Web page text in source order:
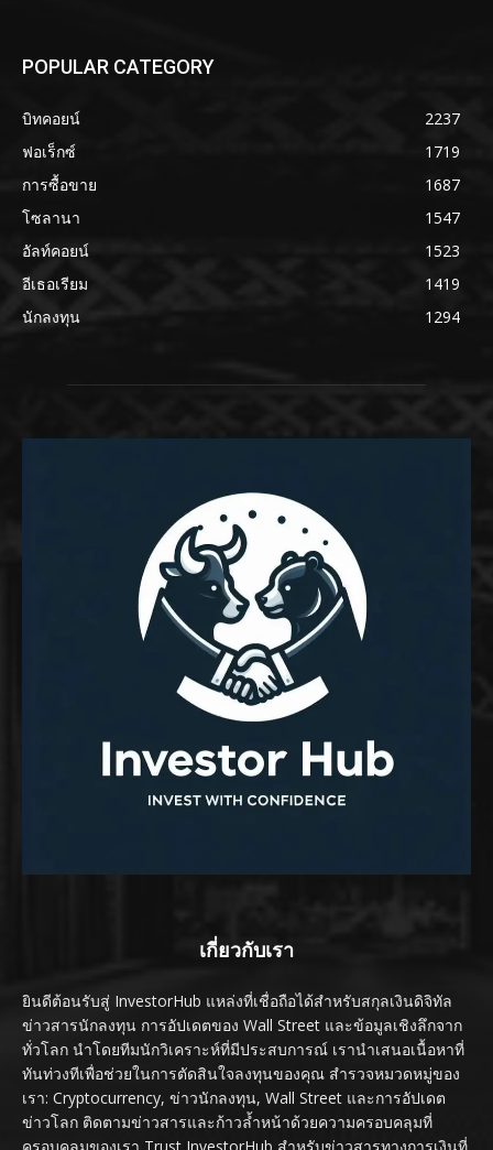
POPULAR CATEGORY
บิทคอยน์
2237
ฟอเร็กซ์
1719
การซื้อขาย
1687
โซลานา
1547
อัลท์คอยน์
1523
อีเธอเรียม
1419
นักลงทุน
1294
เกี่ยวกับเรา
ยินดีต้อนรับสู่ InvestorHub แหล่งที่เชื่อถือได้สำหรับสกุลเงินดิจิทัล
ข่าวสารนักลงทุน การอัปเดตของ Wall Street และข้อมูลเชิงลึกจาก
ทั่วโลก นำโดยทีมนักวิเคราะห์ที่มีประสบการณ์ เรานำเสนอเนื้อหาที่
ทันท่วงทีเพื่อช่วยในการตัดสินใจลงทุนของคุณ สำรวจหมวดหมู่ของ
เรา: Cryptocurrency, ข่าวนักลงทุน, Wall Street และการอัปเดต
ข่าวโลก ติดตามข่าวสารและก้าวล้ำหน้าด้วยความครอบคลุมที่